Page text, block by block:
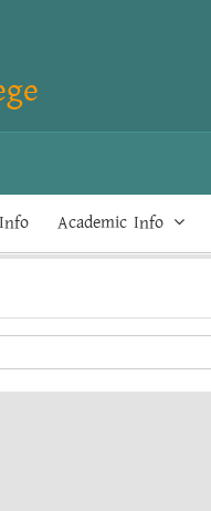
Academic Info